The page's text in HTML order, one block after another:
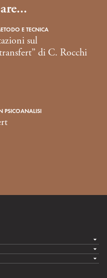
E TECNICA
sul
di C. Rocchi
PSICOANALISI